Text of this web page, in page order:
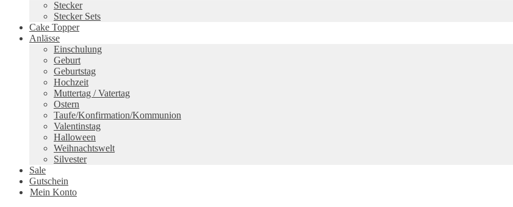
Stecker
Stecker Sets
Cake Topper
Anlässe
Einschulung
Geburt
Geburtstag
Hochzeit
Muttertag / Vatertag
Ostern
Taufe/Konfirmation/Kommunion
Valentinstag
Halloween
Weihnachtswelt
Silvester
Sale
Gutschein
Mein Konto